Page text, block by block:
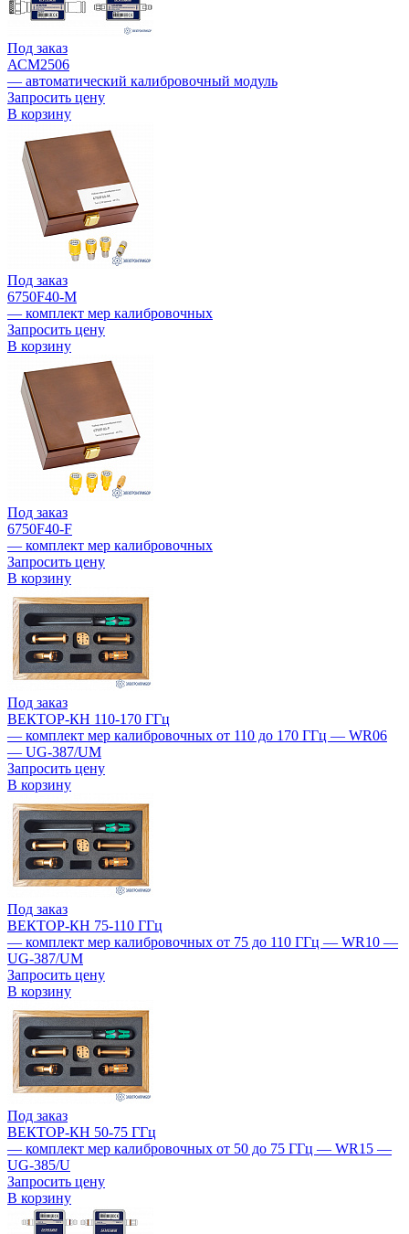
Под заказ
АСМ2506
— автоматический калибровочный модуль
Запросить цену
В корзину
Под заказ
6750F40-M
— комплект мер калибровочных
Запросить цену
В корзину
Под заказ
6750F40-F
— комплект мер калибровочных
Запросить цену
В корзину
Под заказ
ВЕКТОР-КН 110-170 ГГц
— комплект мер калибровочных от 110 до 170 ГГц — WR06
— UG-387/UM
Запросить цену
В корзину
Под заказ
ВЕКТОР-КН 75-110 ГГц
— комплект мер калибровочных от 75 до 110 ГГц — WR10 —
UG-387/UM
Запросить цену
В корзину
Под заказ
ВЕКТОР-КН 50-75 ГГц
— комплект мер калибровочных от 50 до 75 ГГц — WR15 —
UG-385/U
Запросить цену
В корзину